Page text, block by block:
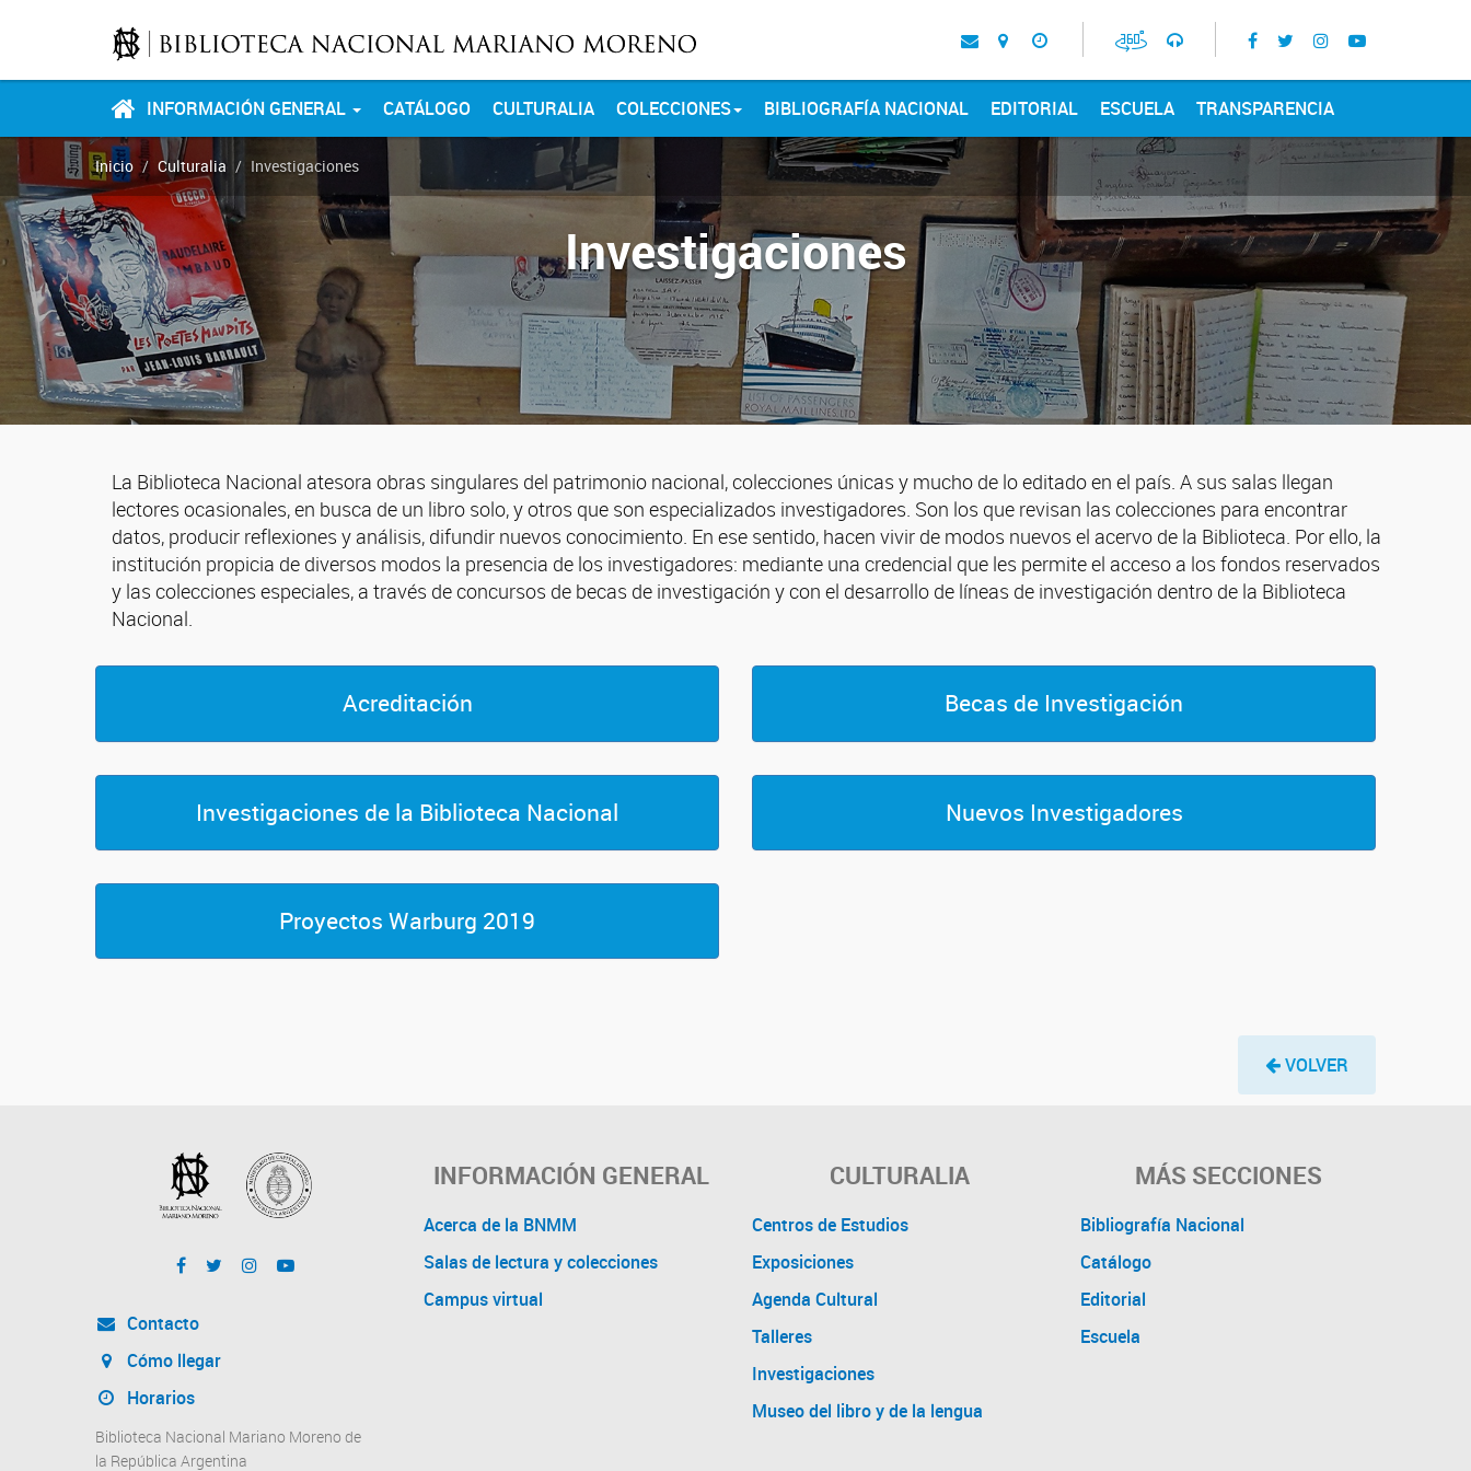
INFORMACIÓN GENERAL CATÁLOGO CULTURALIA COLECCIONES BIBLIOGRAFÍA NACIONAL EDITORIAL ESCUELA TRANSPARENCIA
Inicio Culturalia Investigaciones
Investigaciones
La Biblioteca Nacional atesora obras singulares del patrimonio nacional, colecciones únicas y mucho de lo editado en el país. A sus salas llegan
lectores ocasionales, en busca de un libro solo, y otros que son especializados investigadores. Son los que revisan las colecciones para encontrar
datos, producir reflexiones y análisis, difundir nuevos conocimiento. En ese sentido, hacen vivir de modos nuevos el acervo de la Biblioteca. Por ello, la
institución propicia de diversos modos la presencia de los investigadores: mediante una credencial que les permite el acceso a los fondos reservados
y las colecciones especiales, a través de concursos de becas de investigación y con el desarrollo de líneas de investigación dentro de la Biblioteca
Nacional.
Acreditación Becas de Investigación
Investigaciones de la Biblioteca Nacional Nuevos Investigadores
Proyectos Warburg 2019
VOLVER
Contacto
Cómo llegar
Horarios
Biblioteca Nacional Mariano Moreno de
la República Argentina
INFORMACIÓN GENERAL
Acerca de la BNMM
Salas de lectura y colecciones
Campus virtual
CULTURALIA
Centros de Estudios
Exposiciones
Agenda Cultural
Talleres
Investigaciones
Museo del libro y de la lengua
MÁS SECCIONES
Bibliografía Nacional
Catálogo
Editorial
Escuela